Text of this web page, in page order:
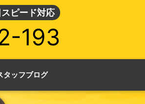
ピード対応
193
タッフブログ